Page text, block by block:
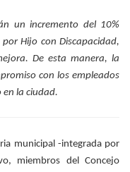
un incremento del 10%
Hijo con Discapacidad,
De esta manera, la
con los empleados
en la ciudad.
municipal -integrada por
miembros del Concejo